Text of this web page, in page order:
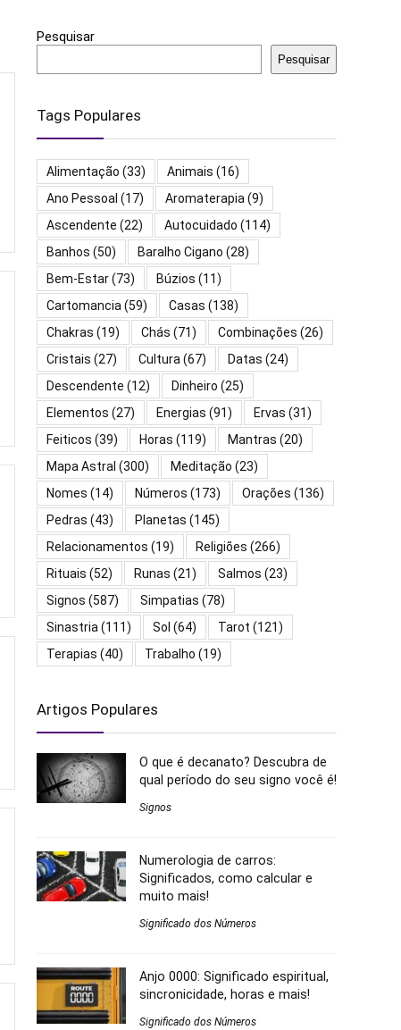
Pesquisar
Pesquisar
Tags Populares
Alimentação (33) Animais (16)
Ano Pessoal (17) Aromaterapia(9)
Ascendente (22) Autocuidado (114)
Banhos (50) Baralho Cigano (28)
Bem-Estar(73) Búzios (11)
Cartomancia(59) Casas (138)
Chakras (19) Chás (71) Combinações (26)
Cristais (27) Cultura(67) Datas (24)
Descendente (12) Dinheiro (25)
Elementos (27) Energias (91) Ervas (31)
Feiticos (39) Horas (119) Mantras (20)
Mapa Astral (300) Meditação (23)
Nomes (14) Números (173) Orações (136)
Pedras (43) Planetas (145)
Relacionamentos (19) Religiões (266)
Rituais (52) Runas (21) Salmos (23)
Signos (587) Simpatias (78)
Sinastria(111) Sol (64) Tarot (121)
Terapias (40) Trabalho (19)
Artigos Populares
O que é decanato? Descubra de
qual período do seu signo você é!
Signos
Numerologia de carros:
Significados, como calcular e
muito mais!
Significado dos Números
Anjo 0000: Significado espiritual,
sincronicidade, horas e mais!
Significado dos Números